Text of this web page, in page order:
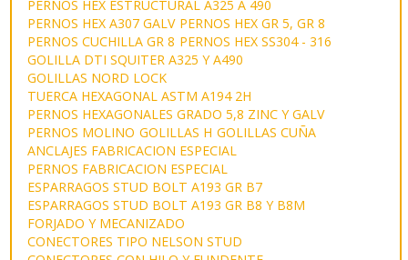
PERNOS HEX ESTRUCTURAL A325 A 490
PERNOS HEX A307 GALV PERNOS HEX GR 5, GR 8
PERNOS CUCHILLA GR 8 PERNOS HEX SS304 - 316
GOLILLA DTI SQUITER A325 Y A490
GOLILLAS NORD LOCK
TUERCA HEXAGONAL ASTM A194 2H
PERNOS HEXAGONALES GRADO 5,8 ZINC Y GALV
PERNOS MOLINO GOLILLAS H GOLILLAS CUÑA
ANCLAJES FABRICACION ESPECIAL
PERNOS FABRICACION ESPECIAL
ESPARRAGOS STUD BOLT A193 GR B7
ESPARRAGOS STUD BOLT A193 GR B8 Y B8M
FORJADO Y MECANIZADO
CONECTORES TIPO NELSON STUD